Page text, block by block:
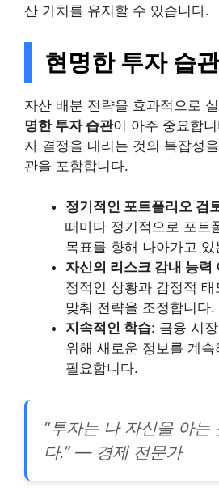
산 가치를 유지할 수 있습니다.
현명한 투자 습
자산 배분 전략을 효과적으로
명한 투자 습관이 아주 중요합
자 결정을 내리는 것의 복잡성
관을 포함합니다.
정기적인 포트폴리오 검
때마다 정기적으로 포트
목표를 향해 나아가고
자신의 리스크 감내 능력
정적인 상황과 감정적
맞춰 전략을 조정합니다.
지속적인 학습: 금융 시
위해 새로운 정보를 계
필요합니다.
“투자는 나 자신을 아는
다.” — 경제 전문가